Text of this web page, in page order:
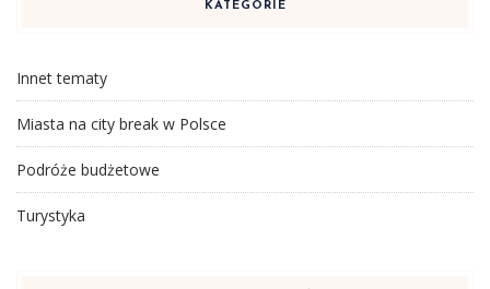
KATEGORIE
Innet tematy
Miasta na city break w Polsce
Podróże budżetowe
Turystyka